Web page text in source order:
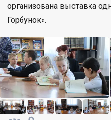
организована выставка
Горбунок».